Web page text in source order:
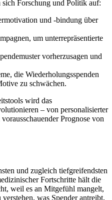
Forschung und Politik auf:
und -bindung über
um unterrepräsentierte
vorherzusagen und
die Wiederholungsspenden
zu schwächen.
wird das
– von personalisierter
Prognose von
und zugleich tiefgreifendsten
Fortschritte hält die
weil es an Mitgefühl mangelt,
was Spender antreibt,